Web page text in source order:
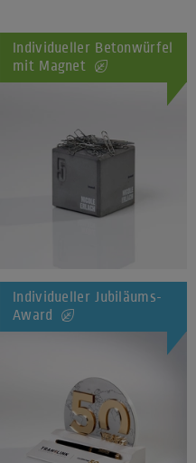
Individueller Betonwürfel
mit Magnet
Individueller Jubiläums-
Award